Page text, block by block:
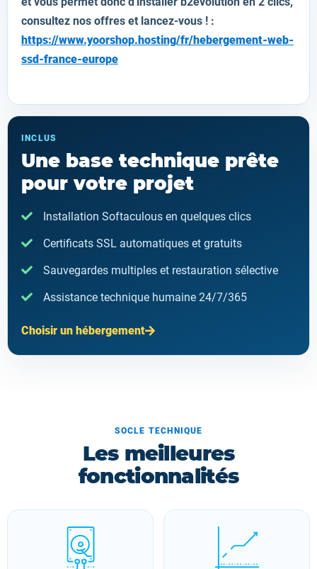
consultez nos offres et lancez-vous ! :
https://www.yoorshop.hosting/fr/hebergement-web-
ssd-france-europe
INCLUS
Une base technique prête
pour votre projet
Installation Softaculous en quelques clics
Certificats SSL automatiques et gratuits
Sauvegardes multiples et restauration sélective
Assistance technique humaine 24/7/365
Choisir un hébergement
SOCLE TECHNIQUE
Les meilleures
fonctionnalités